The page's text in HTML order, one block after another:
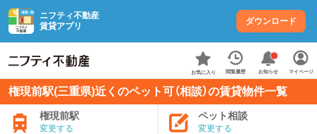
ニフティ不動産
賃貸アプリ
ダウンロード
お気に入り 閲覧履歴 お知らせ マイページ
権現前駅(三重県)近くのペット可（相談）の賃貸物件一覧
権現前駅
変更する
ペット相談
変更する